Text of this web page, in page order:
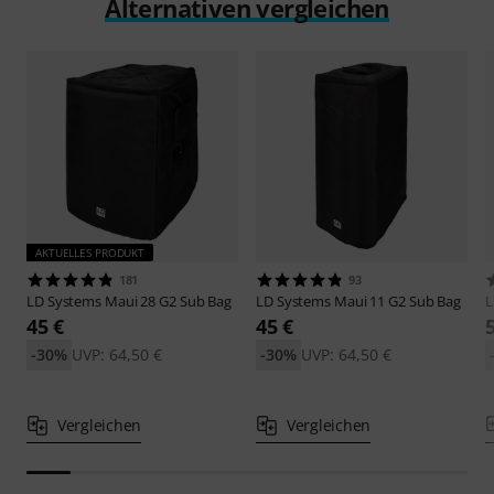
Alternativen vergleichen
AKTUELLES PRODUKT
181
LD Systems Maui 28 G2 Sub Bag
45 €
UVP: 64,50 €
-30%
Vergleichen
93
LD Systems Maui 11 G2 Sub Bag
45 €
UVP: 64,50 €
-30%
Vergleichen